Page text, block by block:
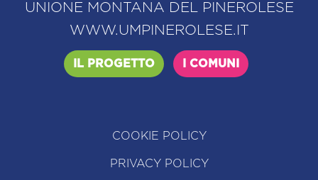
UNIONE MONTANA DEL PINEROLESE
WWW.UMPINEROLESE.IT
IL PROGETTO I COMUNI
COOKIE POLICY
PRIVACY POLICY